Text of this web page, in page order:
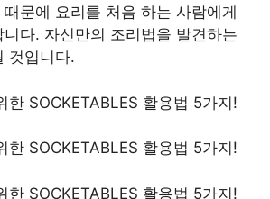
때문에 요리를 처음 하는 사람에게
니다. 자신만의 조리법을 발견하는
것입니다.
한 SOCKETABLES 활용법 5가지!
한 SOCKETABLES 활용법 5가지!
한 SOCKETABLES 활용법 5가지!